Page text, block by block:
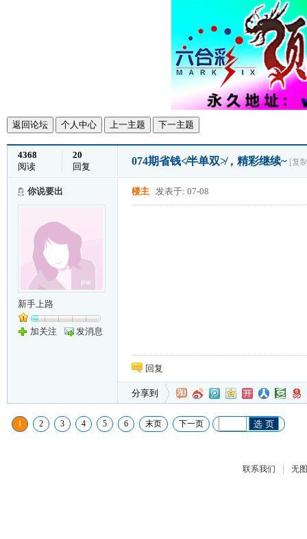
返回论坛 个人中心 上一主题 下一主题
4368
阅读
20
回复
074期省钱≮半单双≯，精彩继续~ [复
你说要出
新手上路
加关注 发消息
楼主 发表于: 07-08
回复
分享到
1 2 3 4 5 6 末页 下一页 选 页
联系我们 | 无